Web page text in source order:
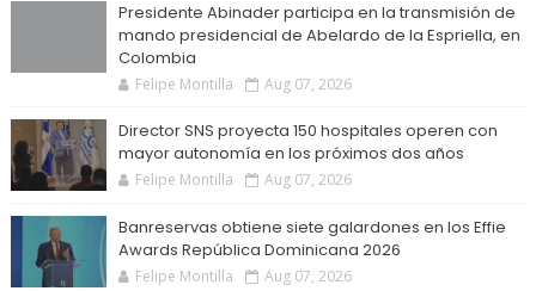
Presidente Abinader participa en la transmisión de
mando presidencial de Abelardo de la Espriella, en
Colombia
Felipe Montilla Aug 07, 2026
Director SNS proyecta 150 hospitales operen con
mayor autonomía en los próximos dos años
Felipe Montilla Aug 07, 2026
Banreservas obtiene siete galardones en los Effie
Awards República Dominicana 2026
Felipe Montilla Aug 07, 2026